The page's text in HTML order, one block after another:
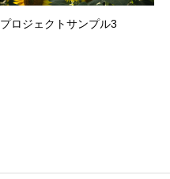
プロジェクトサンプル3